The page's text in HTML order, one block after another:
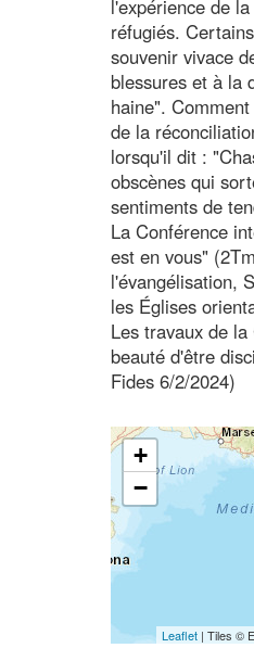
l'expérience de
réfugiés.
souvenir vivace
blessures et à la
haine".
de la
lorsqu'il dit :
obscènes qui
sentiments de
La Conférence
est en vous"
l'évangélisation,
les Églises
Les travaux de
beauté d'être
Fides 6/2/2024)
+
−
Leaflet| Tiles ©